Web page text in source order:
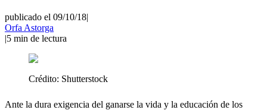
publicado el 09/10/18|
Orfa Astorga
|5 min de lectura
Crédito: Shutterstock
Ante la dura exigencia del ganarse la vida y la educación de los